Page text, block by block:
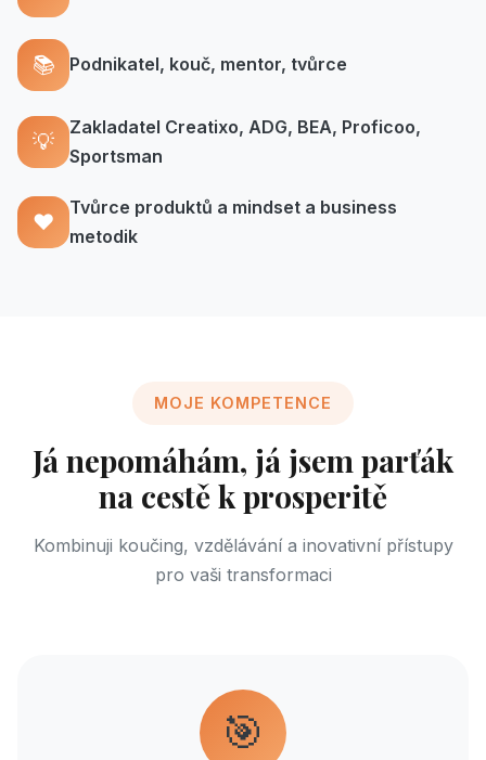
📚 Podnikatel, kouč, mentor, tvůrce
💡
Zakladatel Creatixo, ADG, BEA, Proficoo,
Sportsman
❤️
Tvůrce produktů a mindset a business
metodik
MOJE KOMPETENCE
Já nepomáhám, já jsem parťák
na cestě k prosperitě
Kombinuji koučing, vzdělávání a inovativní přístupy
pro vaši transformaci
🎯